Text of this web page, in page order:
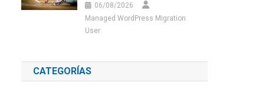
06/08/2026
Managed WordPress Migration
User
CATEGORÍAS